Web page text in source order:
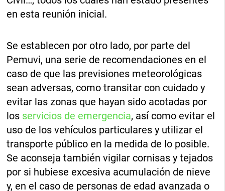
en esta reunión inicial.
Se establecen por otro lado, por parte del
Pemuvi, una serie de recomendaciones en el
caso de que las previsiones meteorológicas
sean adversas, como transitar con cuidado y
evitar las zonas que hayan sido acotadas por
los servicios de emergencia, así como evitar el
uso de los vehículos particulares y utilizar el
transporte público en la medida de lo posible.
Se aconseja también vigilar cornisas y tejados
por si hubiese excesiva acumulación de nieve
y, en el caso de personas de edad avanzada o